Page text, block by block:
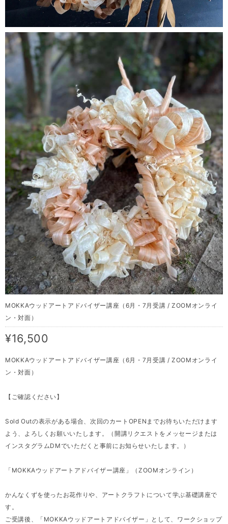
MOKKAウッドアートアドバイザー講座（6月・7月受講 / ZOOMオンライ
ン・対面）
¥16,500
MOKKAウッドアートアドバイザー講座（6月・7月受講 / ZOOMオンライ
ン・対面）
【ご確認ください】
Sold Outの表示がある場合、次回のカートOPENまでお待ちいただけます
よう、よろしくお願いいたします。（開講リクエストをメッセージまたは
インスタグラムDMでいただくと事前にお知らせいたします。）
「MOKKAウッドアートアドバイザー講座」（ZOOMオンライン）
かんなくずを使ったお花作りや、アートクラフトについて学ぶ基礎講座で
す。
ご受講後、「MOKKAウッドアートアドバイザー」として、ワークショップ